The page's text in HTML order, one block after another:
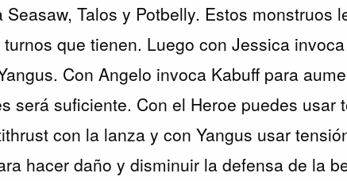
Talos y Potbelly. Estos monstruos
que tienen. Luego con Jessica
Con Angelo invoca Kabuff para
será suficiente. Con el Heroe puedes usar
con la lanza y con Yangus usar
hacer daño y disminuir la defensa de la